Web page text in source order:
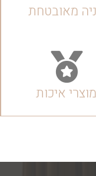
מאובטחת
מוצרי איכות